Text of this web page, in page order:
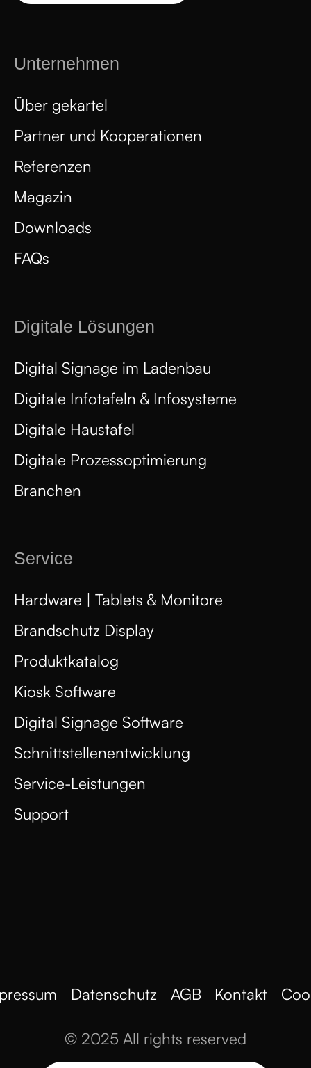
Unternehmen
Über gekartel
Partner und Kooperationen
Referenzen
Magazin
Downloads
FAQs
Digitale Lösungen
Digital Signage im Ladenbau
Digitale Infotafeln & Infosysteme
Digitale Haustafel
Digitale Prozessoptimierung
Branchen
Service
Hardware | Tablets & Monitore
Brandschutz Display
Produktkatalog
Kiosk Software
Digital Signage Software
Schnittstellenentwicklung
Service-Leistungen
Support
© 2025 All rights reserved
Datenschutz AGB Kontakt